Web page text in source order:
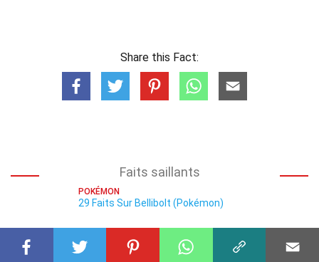
Share this Fact:
Faits saillants
POKÉMON
29 Faits Sur Bellibolt (Pokémon)
POKÉMON